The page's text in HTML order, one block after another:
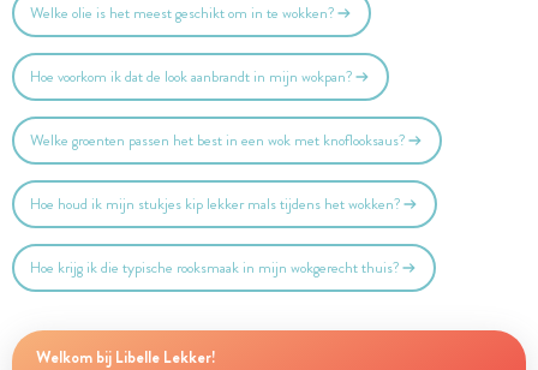
Welke olie is het meest geschikt om in te wokken?
Hoe voorkom ik dat de look aanbrandt in mijn wokpan?
Welke groenten passen het best in een wok met knoflooksaus?
Hoe houd ik mijn stukjes kip lekker mals tijdens het wokken?
Hoe krijg ik die typische rooksmaak in mijn wokgerecht thuis?
Welkom bij Libelle Lekker!